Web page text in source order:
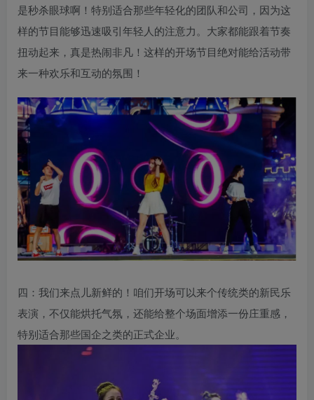
是秒杀眼球啊！特别适合那些年轻化的团队和公司，因为这
样的节目能够迅速吸引年轻人的注意力。大家都能跟着节奏
扭动起来，真是热闹非凡！这样的开场节目绝对能给活动带
来一种欢乐和互动的氛围！
四：我们来点儿新鲜的！咱们开场可以来个传统类的新民乐
表演，不仅能烘托气氛，还能给整个场面增添一份庄重感，
特别适合那些国企之类的正式企业。